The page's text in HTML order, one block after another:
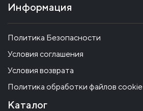
Информация
Политика Безопасности
Условия соглашения
Условия возврата
Политика обработки файлов cookie
Каталог